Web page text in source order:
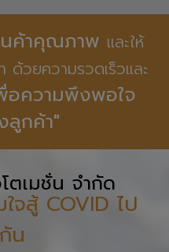
ค้าคุณภาพ และให้
ด้วยความรวดเร็วและ
อความพึงพอใจ
ลูกค้า"
ตเมชั่น จำกัด
จสู้ COVID ไป
น